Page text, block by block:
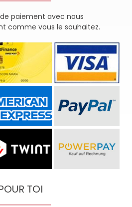
paiement avec nous
comme vous le souhaitez.
TOI